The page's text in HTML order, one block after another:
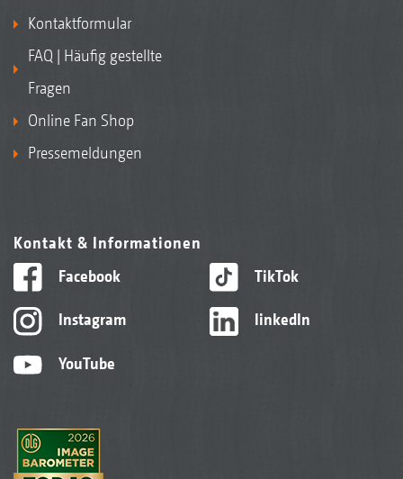
Kontaktformular
FAQ | Häufig gestellte
Fragen
Online Fan Shop
Pressemeldungen
Kontakt & Informationen
Facebook
Instagram
YouTube
TikTok
linkedIn